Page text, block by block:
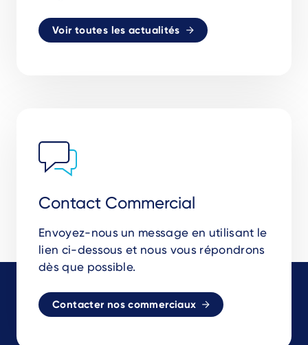
Voir toutes les actualités
Contact Commercial
Envoyez-nous un message en utilisant le
lien ci-dessous et nous vous répondrons
dès que possible.
Contacter nos commerciaux